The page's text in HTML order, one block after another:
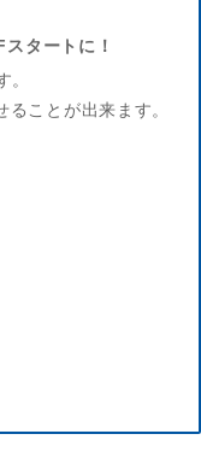
タートに！
。
ことが出来ます。